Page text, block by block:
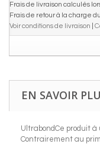
Frais de livraison calculés
Frais de retour à la charge
Voir conditions de livraison
EN SAVOIR
UltrabondCe produit
Contrairement au